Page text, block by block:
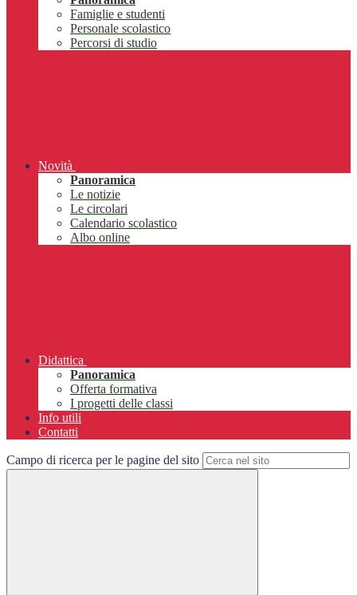
Famiglie e studenti
Personale scolastico
Percorsi di studio
Novità
Panoramica
Le notizie
Le circolari
Calendario scolastico
Albo online
Didattica
Panoramica
Offerta formativa
I progetti delle classi
Info utili
Contatti
Campo di ricerca per le pagine del sito